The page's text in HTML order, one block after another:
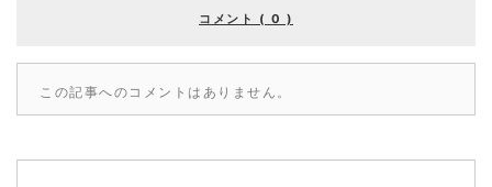
コメント ( 0 )
この記事へのコメントはありません。